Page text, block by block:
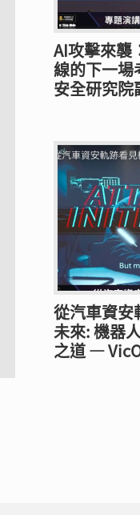
AI攻擊來襲
線的下一
安全研究院
從汽車資安
未來: 機器
之道 —